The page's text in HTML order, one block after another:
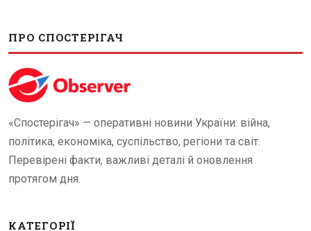
ПРО СПОСТЕРІГАЧ
«Спостерігач» — оперативні новини України: війна,
політика, економіка, суспільство, регіони та світ.
Перевірені факти, важливі деталі й оновлення
протягом дня.
КАТЕГОРІЇ